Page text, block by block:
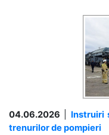
04.06.2026
Instruiri
trenurilor de pompieri